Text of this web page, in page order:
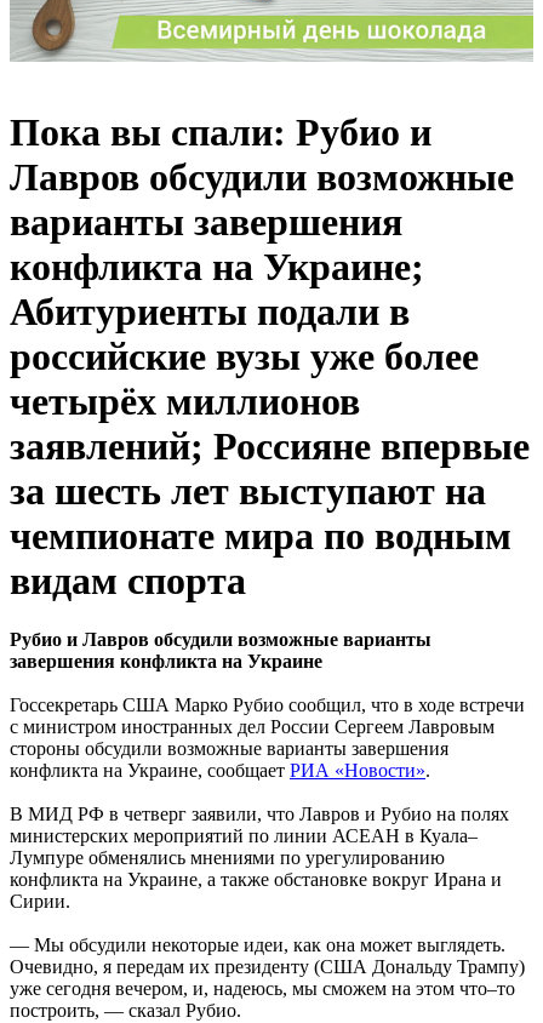
Пока вы спали: Рубио и
Лавров обсудили возможные
варианты завершения
конфликта на Украине;
Абитуриенты подали в
российские вузы уже более
четырёх миллионов
заявлений; Россияне впервые
за шесть лет выступают на
чемпионате мира по водным
видам спорта
Рубио и Лавров обсудили возможные варианты
завершения конфликта на Украине
Госсекретарь США Марко Рубио сообщил, что в ходе встречи
с министром иностранных дел России Сергеем Лавровым
стороны обсудили возможные варианты завершения
конфликта на Украине, сообщает РИА «Новости».
В МИД РФ в четверг заявили, что Лавров и Рубио на полях
министерских мероприятий по линии АСЕАН в Куала–
Лумпуре обменялись мнениями по урегулированию
конфликта на Украине, а также обстановке вокруг Ирана и
Сирии.
— Мы обсудили некоторые идеи, как она может выглядеть.
Очевидно, я передам их президенту (США Дональду Трампу)
уже сегодня вечером, и, надеюсь, мы сможем на этом что–то
построить, — сказал Рубио.